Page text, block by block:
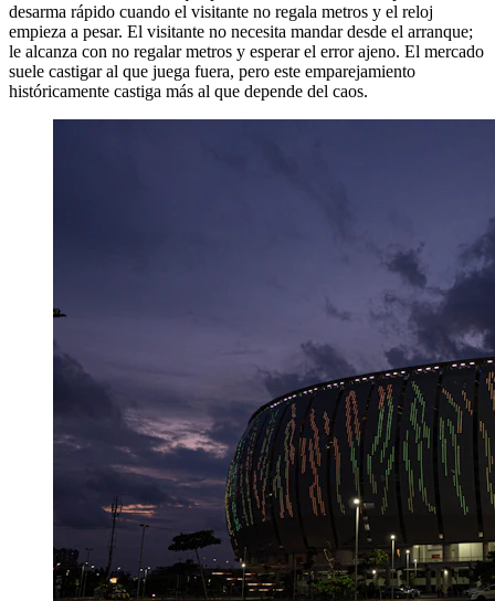
desarma rápido cuando el visitante no regala metros y el reloj
empieza a pesar. El visitante no necesita mandar desde el arranque;
le alcanza con no regalar metros y esperar el error ajeno. El mercado
suele castigar al que juega fuera, pero este emparejamiento
históricamente castiga más al que depende del caos.